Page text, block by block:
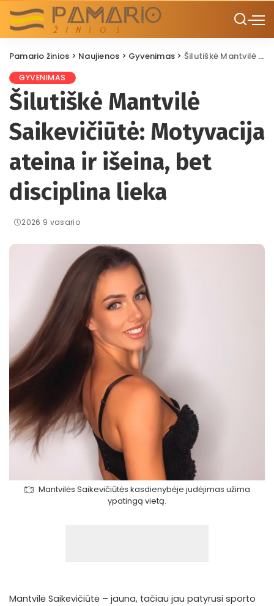
Pamario žinios > Naujienos > Gyvenimas > Šilutiškė Mantvilė Saikevičiūtė: Motyvacija ateina ir išeina, bet disciplina lieka
GYVENIMAS
Šilutiškė Mantvilė
Saikevičiūtė: Motyvacija
ateina ir išeina, bet
disciplina lieka
2026 9 vasario
Mantvilės Saikevičiūtės kasdienybėje judėjimas užima
ypatingą vietą.
Mantvilė Saikevičiūtė – jauna, tačiau jau patyrusi sporto